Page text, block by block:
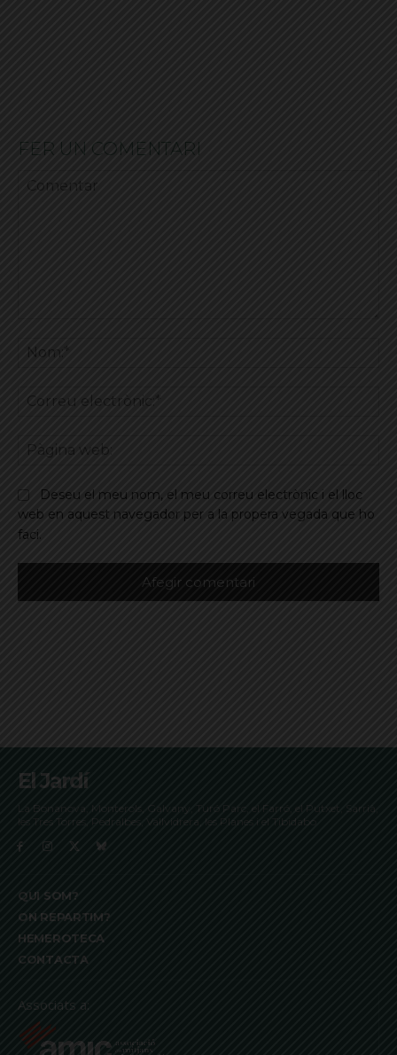
FER UN COMENTARI
Deseu el meu nom, el meu correu electrònic i el lloc
web en aquest navegador per a la propera vegada que ho
faci.
El Jardí
La Bonanova, Monterols, Galvany, Turó Parc, el Farró, el Putxet, Sarrià,
les Tres Torres, Pedralbes, Vallvidrera, les Planes i el Tibidabo
QUI SOM?
ON REPARTIM?
HEMEROTECA
CONTACTA
Associats a: